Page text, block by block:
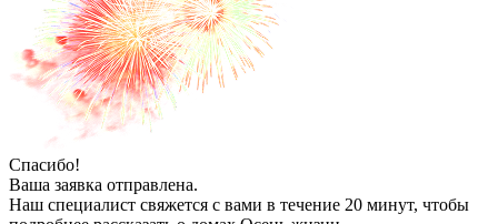
Спасибо!
Ваша заявка отправлена.
Наш специалист свяжется с вами в течение 20 минут, чтобы